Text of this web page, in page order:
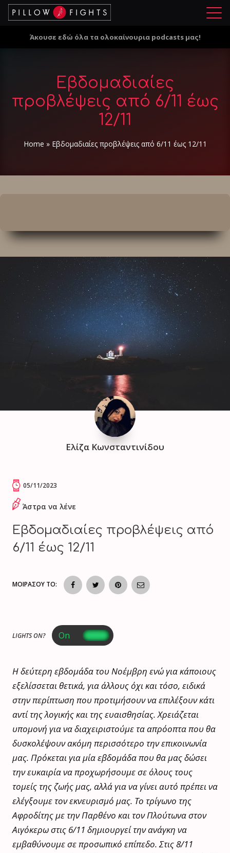
Μ
ο
Άκουσε εδώ όλα τα ολοκαίνουρια podcasts μας!
Εβδομαδιαίες
προβλέψεις από 6/11 έως
12/11
Home » Εβδομαδιαίες προβλέψεις από 6/11 έως 12/11
Ελίζα Κωνσταντινίδου
05/11/2023
Άστρα να λένε
Εβδομαδιαίες προβλέψεις από
6/11 έως 12/11
ΜΟΙΡΑΣΟΥ ΤΟ:
LIGHTS ON?
Η δεύτερη εβδομάδα του Νοέμβρη ενώ για κάποιους
εξελίσσεται θετικά, για άλλους όχι και τόσο, ειδικά
στην περίπτωση που προτιμήσουν να επιλέξουν κάτι
αντί της λογικής και της ευαισθησίας. Χρειάζεται
υπομονή για να διαχειριστούμε τα απρόοπτα που θα
δυσκολέψουν ακόμη περισσότερο την επικοινωνία
μας. Πρόκεται για μία εβδομάδα που θα μας δώσει
την ευκαιρία να προχωρήσουμε σε όλους τους
τομείς της ζωής μας, αλλά για να γίνει αυτό πρέπει να
ελέγξουμε τον εκνευρισμό μας. Το τρίγωνο της
Αφροδίτης με την Παρθένο και τον Πλούτωνα στον
Αιγόκερω στις 6/11 δημιουργεί την ανάγκη να
εμβαθύνουμε σε προσωπικό επίπεδο. Στις 8/11